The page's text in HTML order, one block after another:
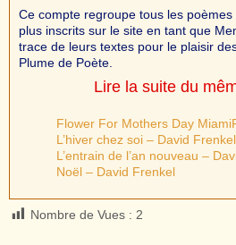
Ce compte regroupe tous les
plus inscrits sur le site en tant que
trace de leurs textes pour le plaisir
Plume de Poète.
Lire la suite du
Flower For Mothers Day
L’hiver chez soi – David Frenkel
L’entrain de l’an nouveau –
Noël – David Frenkel
Nombre de Vues : 2